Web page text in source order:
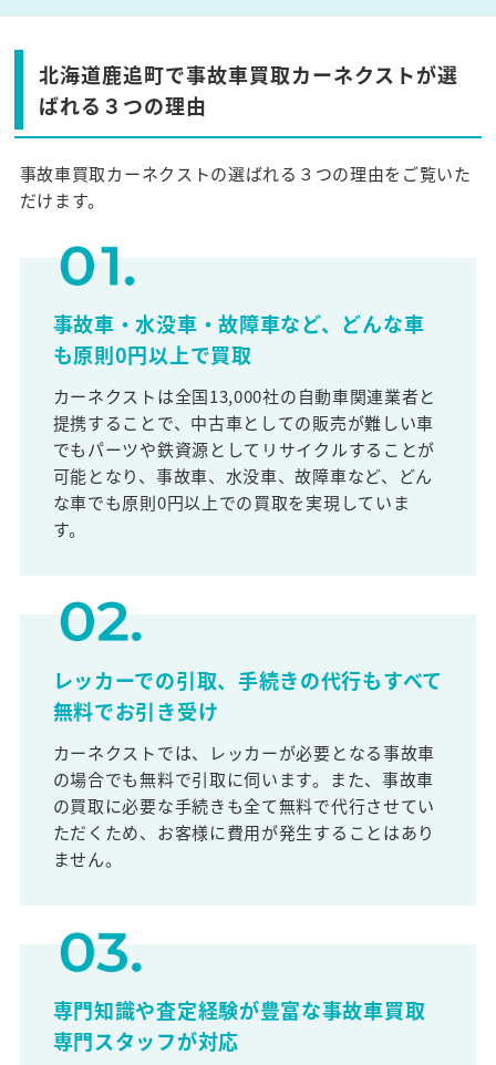
北海道鹿追町で事故車買取カーネクストが選
ばれる３つの理由
事故車買取カーネクストの選ばれる３つの理由をご覧いた
だけます。
事故車・水没車・故障車など、どんな車
も原則0円以上で買取
カーネクストは全国13,000社の自動車関連業者と
提携することで、中古車としての販売が難しい車
でもパーツや鉄資源としてリサイクルすることが
可能となり、事故車、水没車、故障車など、どん
な車でも原則0円以上での買取を実現していま
す。
レッカーでの引取、手続きの代行もすべて
無料でお引き受け
カーネクストでは、レッカーが必要となる事故車
の場合でも無料で引取に伺います。また、事故車
の買取に必要な手続きも全て無料で代行させてい
ただくため、お客様に費用が発生することはあり
ません。
専門知識や査定経験が豊富な事故車買取
専門スタッフが対応